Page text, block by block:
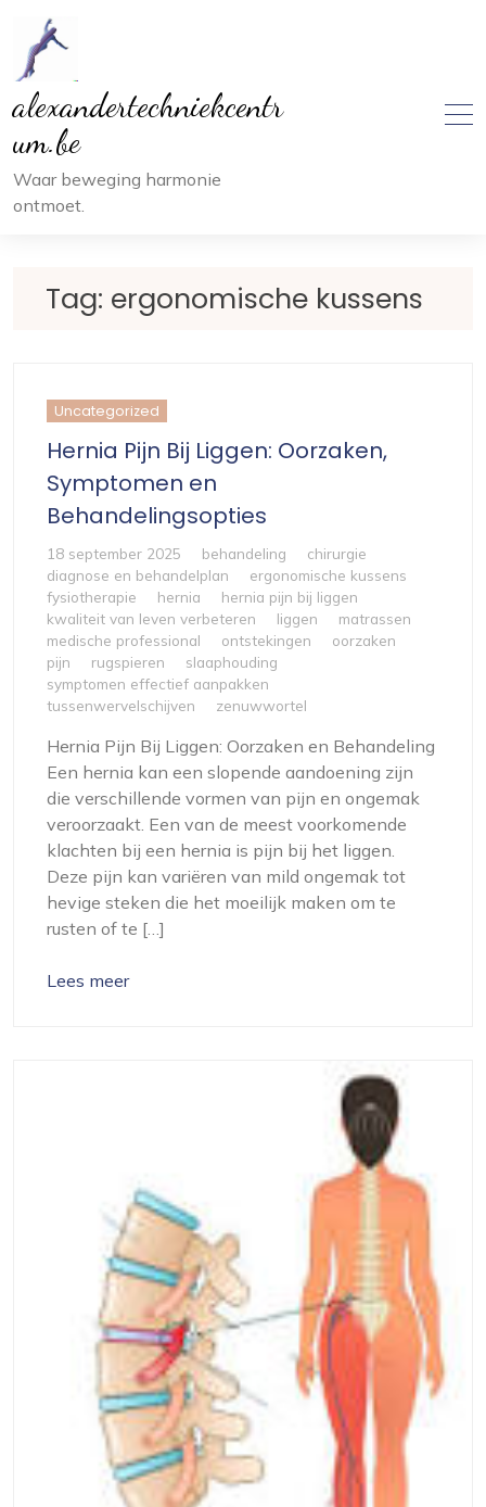
inhoud
alexandertechniekcentr
um.be
Waar beweging harmonie
ontmoet.
Tag: ergonomische kussens
Uncategorized
Hernia Pijn Bij Liggen: Oorzaken,
Symptomen en
Behandelingsopties
18 september 2025 behandeling
chirurgie
diagnose en behandelplan
ergonomische kussens
fysiotherapie
hernia
hernia pijn bij liggen
kwaliteit van leven verbeteren
liggen
matrassen
medische professional
ontstekingen
oorzaken
pijn
rugspieren
slaaphouding
symptomen effectief aanpakken
tussenwervelschijven
zenuwwortel
Hernia Pijn Bij Liggen: Oorzaken en Behandeling
Een hernia kan een slopende aandoening zijn
die verschillende vormen van pijn en ongemak
veroorzaakt. Een van de meest voorkomende
klachten bij een hernia is pijn bij het liggen.
Deze pijn kan variëren van mild ongemak tot
hevige steken die het moeilijk maken om te
rusten of te […]
Lees meer